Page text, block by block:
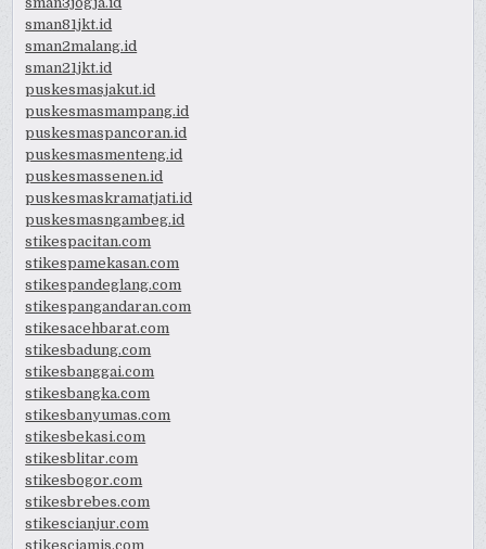
sman81jkt.id
sman2malang.id
sman21jkt.id
puskesmasjakut.id
puskesmasmampang.id
puskesmaspancoran.id
puskesmasmenteng.id
puskesmassenen.id
puskesmaskramatjati.id
puskesmasngambeg.id
stikespacitan.com
stikespamekasan.com
stikespandeglang.com
stikespangandaran.com
stikesacehbarat.com
stikesbadung.com
stikesbanggai.com
stikesbangka.com
stikesbanyumas.com
stikesbekasi.com
stikesblitar.com
stikesbogor.com
stikesbrebes.com
stikescianjur.com
stikesciamis.com